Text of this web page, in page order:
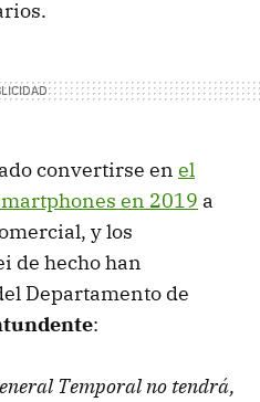
convertirse en el
en 2019 a
y los
de hecho han
Departamento de
:
Temporal no tendrá,